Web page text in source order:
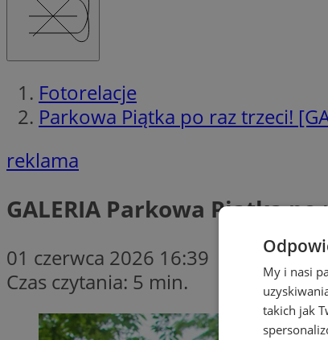
Fotorelacje
Parkowa Piątka po raz trzeci!
reklama
GALERIA Parkowa Piątka po
01 czerwca 2026 16:39
Czas czytania: 5 min.
My i nasi
takich jak